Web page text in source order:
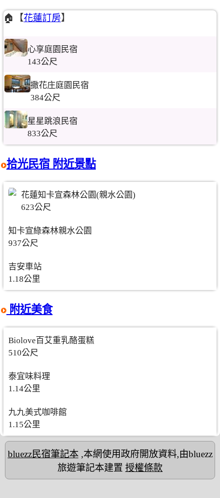
🏠【花蓮訂房】
心享庭園民宿
143公尺
撒花庄庭園民宿
384公尺
星星跳浪民宿
833公尺
拾光民宿 附近景點
花蓮知卡宣森林公園(親水公園)
623公尺
知卡宣綠森林親水公園
937公尺
吉安車站
1.18公里
附近美食
Biolove百艾重乳酪蛋糕
510公尺
泰宜味料理
1.14公里
九九美式咖啡館
1.15公里
bluezz民宿筆記本,本網使用政府開放資料,由bluezz
旅遊筆記本建置 授權條款